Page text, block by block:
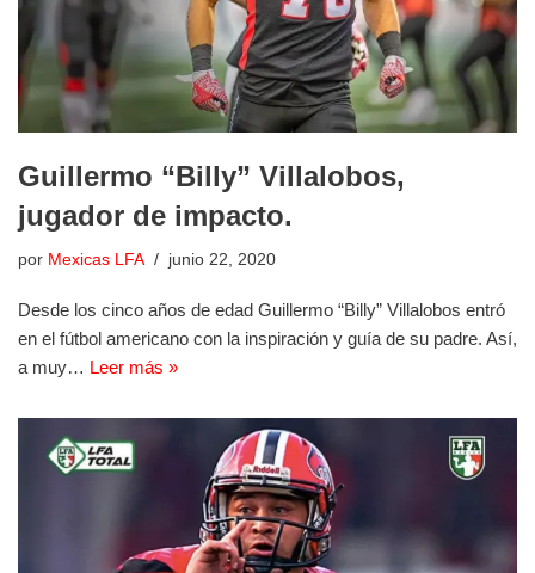
Guillermo “Billy” Villalobos,
jugador de impacto.
por Mexicas LFA junio 22, 2020
Desde los cinco años de edad Guillermo “Billy” Villalobos entró
en el fútbol americano con la inspiración y guía de su padre. Así,
a muy… Leer más »